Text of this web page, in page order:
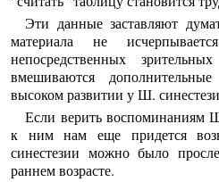
Эти данные заставляют
материала не
непосредственных
вмешиваются
высоком развитии у Ш.
Если верить воспоминаниям
к ним нам еще придется
синестезии можно было
раннем возрасте.